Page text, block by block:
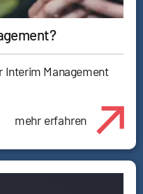
Interim Management
mehr erfahren